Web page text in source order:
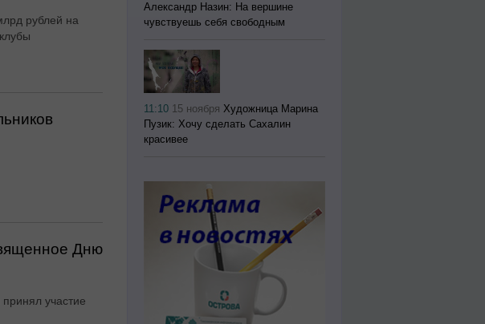
рублей на
Дню
участие
Александр Назин: На вершине
чувствуешь себя свободным
11:10 15 ноября Художница Марина
Пузик: Хочу сделать Сахалин
красивее